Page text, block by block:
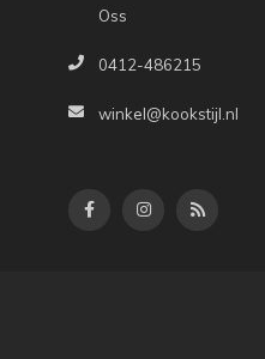
Oss
0412-486215
winkel@kookstijl.nl